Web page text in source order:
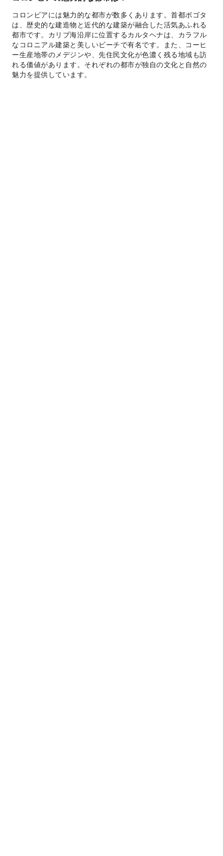
コロンビアには魅力的な都市が数多くあります。首都ボゴタ
は、歴史的な建造物と近代的な建築が融合した活気あふれる
都市です。カリブ海沿岸に位置するカルタヘナは、カラフル
なコロニアル建築と美しいビーチで有名です。また、コーヒ
ー生産地帯のメデジンや、先住民文化が色濃く残る地域も訪
れる価値があります。それぞれの都市が独自の文化と自然の
魅力を提供しています。